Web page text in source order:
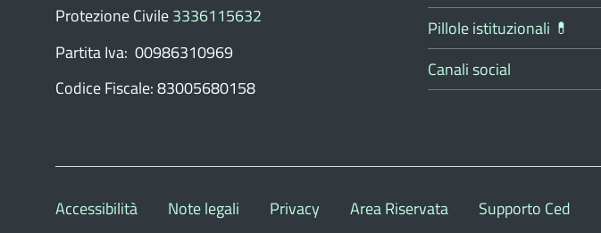
Protezione Civile3336115632
Partita Iva: 00986310969
Codice Fiscale: 83005680158
Pillole istituzionali 💊
Canali social
Accessibilità Note legali Privacy Area Riservata Supporto Ced